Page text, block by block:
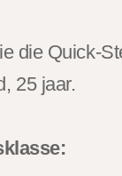
die Quick-
25 jaar.